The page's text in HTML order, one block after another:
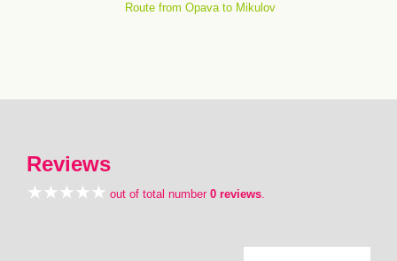
Route from Opava to Mikulov
Reviews
out of total number 0 reviews.